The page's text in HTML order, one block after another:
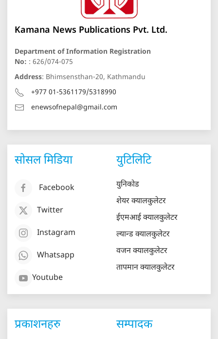
Kamana News Publications Pvt. Ltd.
Department of Information Registration
No: : 626/074-075
Address: Bhimsensthan-20, Kathmandu
+977 01-5361179/5318990
enewsofnepal@gmail.com
सोसल मिडिया
Facebook
Twitter
Instagram
Whatsapp
Youtube
युटिलिटि
युनिकोड
शेयर क्यालकुलेटर
ईएमआई क्यालकुलेटर
ल्यान्ड क्यालकुलेटर
वजन क्यालकुलेटर
तापमान क्यालकुलेटर
प्रकाशनहरु सम्पादक